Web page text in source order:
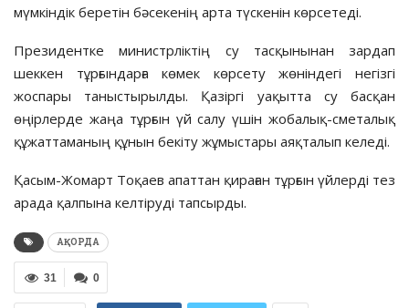
мүмкіндік беретін бәсекенің арта түскенін көрсетеді.
Президентке министрліктің су тасқынынан зардап
шеккен тұрғындарға көмек көрсету жөніндегі негізгі
жоспары таныстырылды. Қазіргі уақытта су басқан
өңірлерде жаңа тұрғын үй салу үшін жобалық-сметалық
құжаттаманың құнын бекіту жұмыстары аяқталып келеді.
Қасым-Жомарт Тоқаев апаттан қираған тұрғын үйлерді тез
арада қалпына келтіруді тапсырды.
АҚОРДА
0
31